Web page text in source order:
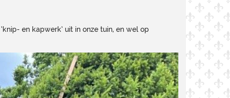
en kapwerk’ uit in onze tuin, en wel op